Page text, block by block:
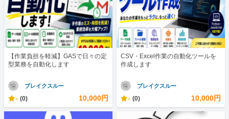
【作業負担を軽減】GASで日々の定
型業務を自動化します
ブレイクスルー
- (0) 10,000円
CSV・Excel作業の自動化ツールを
作成します
ブレイクスルー
- (0) 10,000円